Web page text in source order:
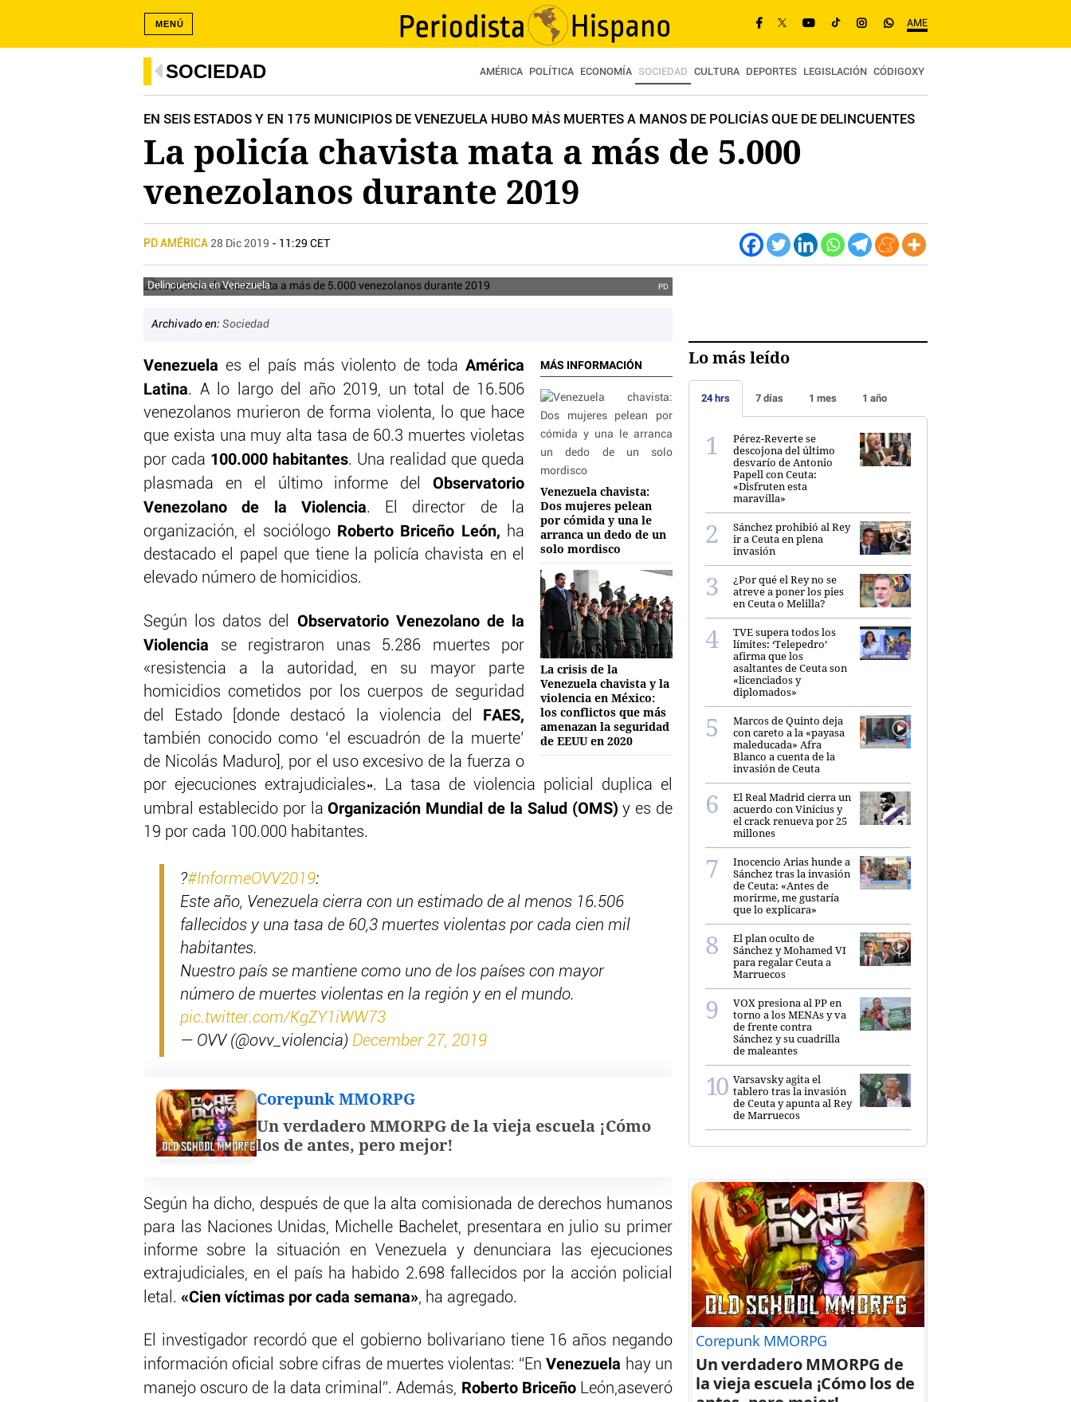
AME
MENÚ
SOCIEDAD AMÉRICA POLÍTICA ECONOMÍA SOCIEDAD CULTURA DEPORTES LEGISLACIÓN CÓDIGOXY
EN SEIS ESTADOS Y EN 175 MUNICIPIOS DE VENEZUELA HUBO MÁS MUERTES A MANOS DE POLICÍAS QUE DE DELINCUENTES
La policía chavista mata a más de 5.000
venezolanos durante 2019
PD AMÉRICA 28 Dic 2019 - 11:29 CET
Delincuencia en Venezuela PD
Archivado en: Sociedad
MÁS INFORMACIÓN
Venezuela chavista:
Dos mujeres pelean
por cómida y una le
arranca un dedo de un
solo mordisco
La crisis de la
Venezuela chavista y la
violencia en México:
los conflictos que más
amenazan la seguridad
de EEUU en 2020
Venezuela es el país más violento de toda América
Latina. A lo largo del año 2019, un total de 16.506
venezolanos murieron de forma violenta, lo que hace
que exista una muy alta tasa de 60.3 muertes violetas
por cada 100.000 habitantes. Una realidad que queda
plasmada en el último informe del
Observatorio
Venezolano de la Violencia. El director de la
organización, el sociólogo Roberto Briceño León, ha
destacado el papel que tiene la policía chavista en el
elevado número de homicidios.
Según los datos del Observatorio Venezolano de la
Violencia se registraron unas 5.286 muertes por
«resistencia a la autoridad, en su mayor parte
homicidios cometidos por los cuerpos de seguridad
del Estado [donde destacó la violencia del FAES,
también conocido como ‘el escuadrón de la muerte’
de Nicolás Maduro], por el uso excesivo de la fuerza o
por ejecuciones extrajudiciales». La tasa de violencia policial duplica el
umbral establecido por la Organización Mundial de la Salud (OMS) y es de
19 por cada 100.000 habitantes.
?#InformeOVV2019:
Este año, Venezuela cierra con un estimado de al menos 16.506
fallecidos y una tasa de 60,3 muertes violentas por cada cien mil
habitantes.
Nuestro país se mantiene como uno de los países con mayor
número de muertes violentas en la región y en el mundo.
pic.twitter.com/KgZY1iWW73
— OVV (@ovv_violencia) December 27, 2019
Corepunk MMORPG
Un verdadero MMORPG de la vieja escuela ¡Cómo
los de antes, pero mejor!
Según ha dicho, después de que la alta comisionada de derechos humanos
para las Naciones Unidas, Michelle Bachelet, presentara en julio su primer
informe sobre la situación en Venezuela y denunciara las ejecuciones
extrajudiciales, en el país ha habido 2.698 fallecidos por la acción policial
letal. «Cien víctimas por cada semana», ha agregado.
El investigador recordó que el gobierno bolivariano tiene 16 años negando
información oficial sobre cifras de muertes violentas: “EnVenezuela hay un
manejo oscuro de la data criminal”. Además, Roberto BriceñoLeón,aseveró
Lo más leído
24 hrs 7 días 1 mes 1 año
Pérez-Reverte se
descojona del último
desvarío de Antonio
Papell con Ceuta:
«Disfruten esta
maravilla»
Sánchez prohibió al Rey
ir a Ceuta en plena
invasión
¿Por qué el Rey no se
atreve a poner los pies
en Ceuta o Melilla?
TVE supera todos los
límites: ‘Telepedro’
afirma que los
asaltantes de Ceuta son
«licenciados y
diplomados»
Marcos de Quinto deja
con careto a la «payasa
maleducada» Afra
Blanco a cuenta de la
invasión de Ceuta
El Real Madrid cierra un
acuerdo con Vinicius y
el crack renueva por 25
millones
Inocencio Arias hunde a
Sánchez tras la invasión
de Ceuta: «Antes de
morirme, me gustaría
que lo explicara»
El plan oculto de
Sánchez y Mohamed VI
para regalar Ceuta a
Marruecos
VOX presiona al PP en
torno a los MENAs y va
de frente contra
Sánchez y su cuadrilla
de maleantes
Varsavsky agita el
tablero tras la invasión
de Ceuta y apunta al Rey
de Marruecos
Corepunk MMORPG
Un verdadero MMORPG de
la vieja escuela ¡Cómo los de